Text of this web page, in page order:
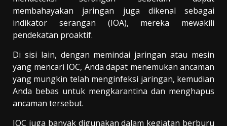
membahayakan jaringan juga dikenal sebagai
indikator serangan (IOA), mereka mewakili
pendekatan proaktif.
Di sisi lain, dengan memindai jaringan atau mesin
yang mencari IOC, Anda dapat menemukan ancaman
yang mungkin telah menginfeksi jaringan, kemudian
Anda bebas untuk mengkarantina dan menghapus
ancaman tersebut.
IOC juga banyak digunakan dalam kegiatan berburu